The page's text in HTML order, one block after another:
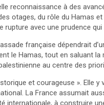
reconnaissance à des
otages, du rôle du Hamas
avec une prudence
française dépendrait
le Hamas, tout en saluant la
au centre des
et courageuse ». Elle
La France assumait
internationale, à construire